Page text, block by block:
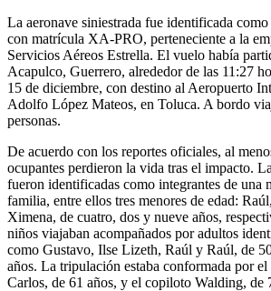
La aeronave siniestrada fue identificada como
con matrícula XA-PRO, perteneciente a la
Servicios Aéreos Estrella. El vuelo había
Acapulco, Guerrero, alrededor de las 11:27
15 de diciembre, con destino al Aeropuerto
Adolfo López Mateos, en Toluca. A bordo
personas.
De acuerdo con los reportes oficiales, al
ocupantes perdieron la vida tras el impacto.
fueron identificadas como integrantes de una
familia, entre ellos tres menores de edad:
Ximena, de cuatro, dos y nueve años,
niños viajaban acompañados por adultos
como Gustavo, Ilse Lizeth, Raúl y Raúl, de
años. La tripulación estaba conformada por el
Carlos, de 61 años, y el copiloto Walding, de